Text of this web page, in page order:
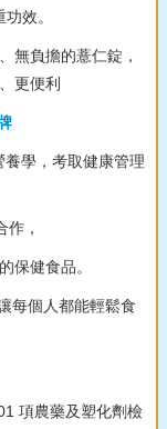
效。
無負擔的薏仁錠，
更便利
學，考取健康管理
，
保健食品。
每個人都能輕鬆食
項農藥及塑化劑檢